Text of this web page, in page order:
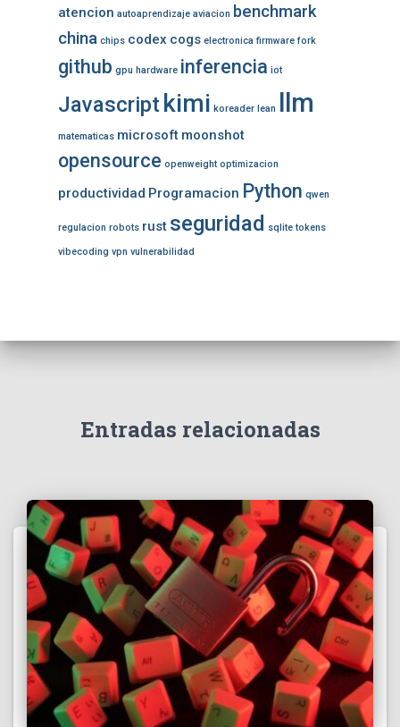
atencion autoaprendizaje aviacion benchmark
china chips codex cogs electronica firmware fork
github gpu hardware inferencia iot
Javascript kimi koreader lean llm
matematicas microsoft moonshot
opensource openweight optimizacion
productividad Programacion Python qwen
regulacion robots rust seguridad sqlite tokens
vibecoding vpn vulnerabilidad
Entradas relacionadas